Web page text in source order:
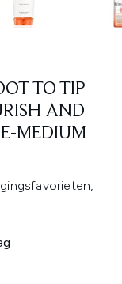
TO TIP
AND
MEDIUM
PRICE: